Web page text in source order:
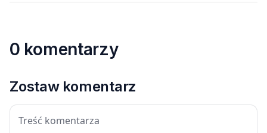
0 komentarzy
Zostaw komentarz